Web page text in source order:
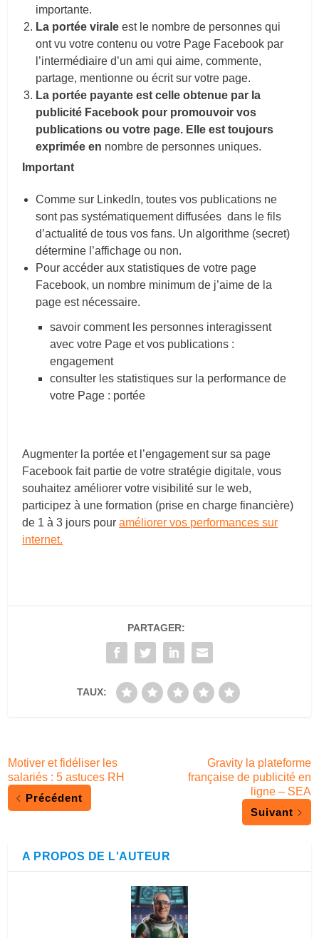
importante.
La portée viraleest le nombre de personnes qui
ont vu votre contenu ou votre Page Facebook par
l’intermédiaire d’un ami qui aime, commente,
partage, mentionne ou écrit sur votre page.
La portée payante est celle obtenue par la
publicité Facebook pour promouvoir vos
publications ou votre page. Elle est toujours
exprimée en nombre de personnes uniques.
Important
Comme sur LinkedIn, toutes vos publications ne
sont pas systématiquement diffusées dans le fils
d’actualité de tous vos fans. Un algorithme (secret)
détermine l’affichage ou non.
Pour accéder aux statistiques de votre page
Facebook, un nombre minimum de j’aime de la
page est nécessaire.
savoir comment les personnes interagissent
avec votre Page et vos publications :
engagement
consulter les statistiques sur la performance de
votre Page : portée
Augmenter la portée et l’engagement sur sa page
Facebook fait partie de votre stratégie digitale, vous
souhaitez améliorer votre visibilité sur le web,
participez à une formation (prise en charge financière)
de 1 à 3 jours pouraméliorer vos performances sur
internet.
PARTAGER:
TAUX:
Motiver et fidéliser les
salariés : 5 astuces RH
Précédent
Gravity la plateforme
française de publicité en
ligne – SEA
Suivant
A PROPOS DE L'AUTEUR